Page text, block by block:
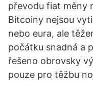
převodu fiat měny
Bitcoiny nejsou
nebo eura, ale
počátku snadná a
řešeno obrovsky
pouze pro těžbu